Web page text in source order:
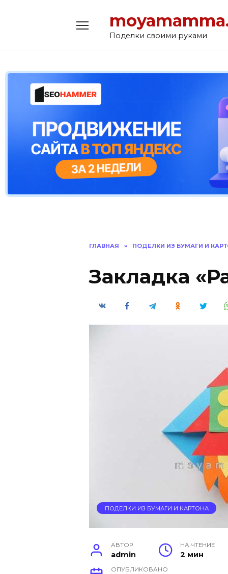
Поделки своими руками
ГЛАВНАЯ » ПОДЕЛКИ ИЗ БУМАГИ И
Закладка
ПОДЕЛКИ ИЗ БУМАГИ И КАРТОНА
АВТОР
admin
НА ЧТЕНИЕ
2 мин
ОПУБЛИКОВАНО